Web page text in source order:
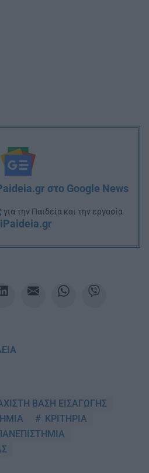
στο Google News
για την Παιδεία και την εργασία
iPaideia.gr
ΒΑΣΗ ΕΙΣΑΓΩΓΗΣ
ΚΡΙΤΗΡΙΑ